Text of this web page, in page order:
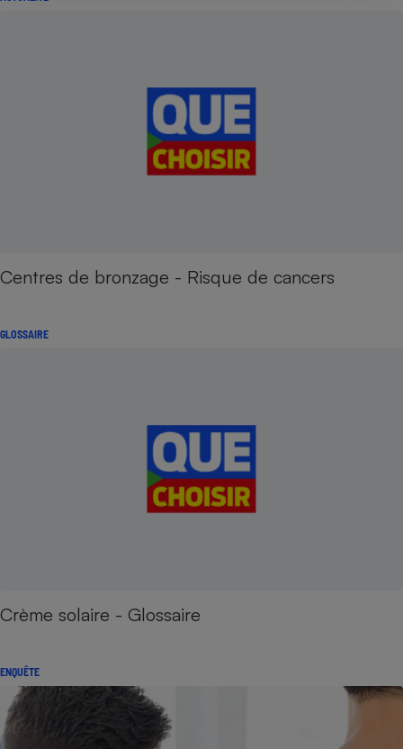
Centres de bronzage - Risque de cancers
GLOSSAIRE
Crème solaire - Glossaire
ENQUÊTE